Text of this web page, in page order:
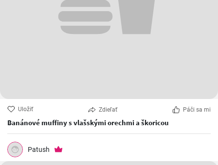
Uložiť Zdieľať Páči sa mi
Banánové muffiny s vlašskými orechmi a škoricou
Patush